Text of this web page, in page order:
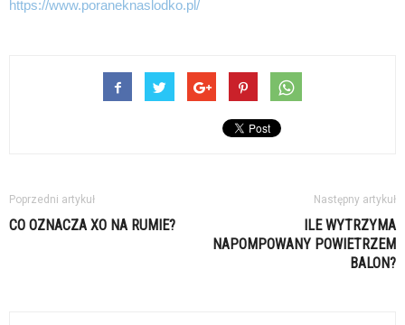
https://www.poraneknaslodko.pl/
Poprzedni artykuł
CO OZNACZA XO NA RUMIE?
Następny artykuł
ILE WYTRZYMA
NAPOMPOWANY POWIETRZEM
BALON?